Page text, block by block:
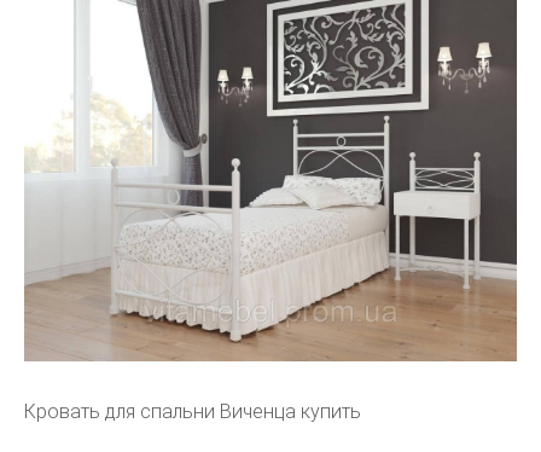
Кровать для спальни Виченца купить